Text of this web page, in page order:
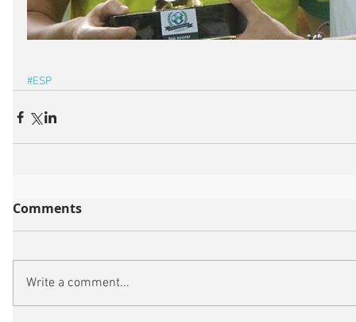
#ESP
Comments
Write a comment...